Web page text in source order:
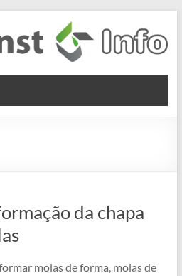
da chapa
molas de forma, molas de